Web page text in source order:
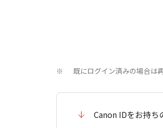
※ 既にログイン済みの場合は
Canon IDをお持ち